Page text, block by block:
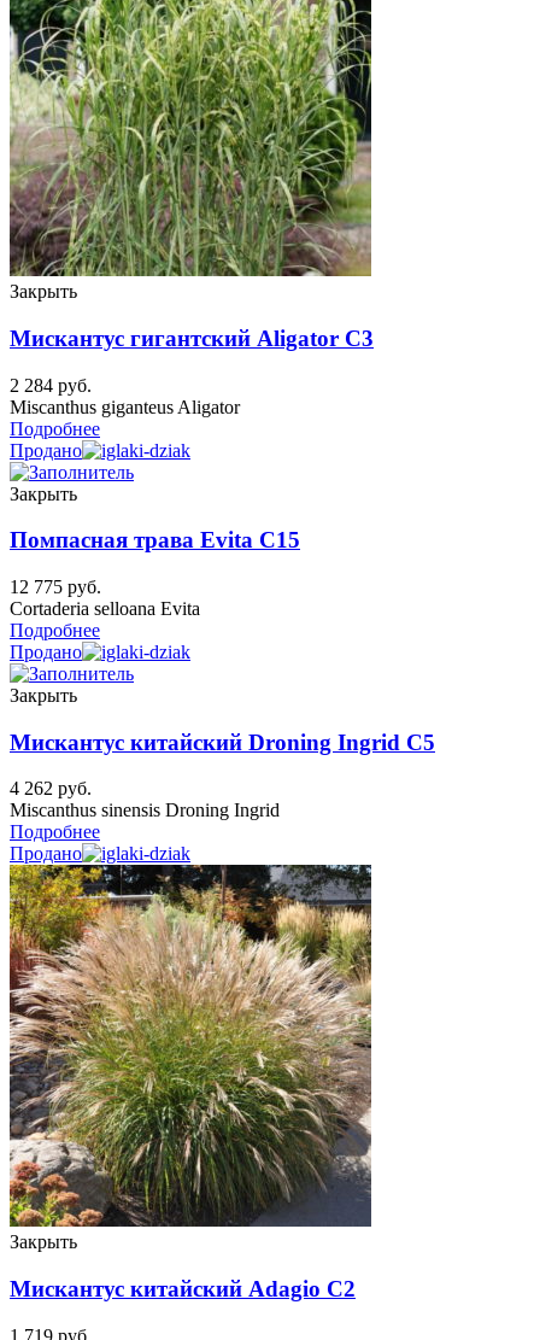
Закрыть
Мискантус гигантский Aligator C3
2 284 руб.
Miscanthus giganteus Aligator
Подробнее
Продано
Закрыть
Помпасная трава Evita C15
12 775 руб.
Cortaderia selloana Evita
Подробнее
Продано
Закрыть
Мискантус китайский Droning Ingrid C5
4 262 руб.
Miscanthus sinensis Droning Ingrid
Подробнее
Продано
Закрыть
Мискантус китайский Adagio C2
1 719 руб.